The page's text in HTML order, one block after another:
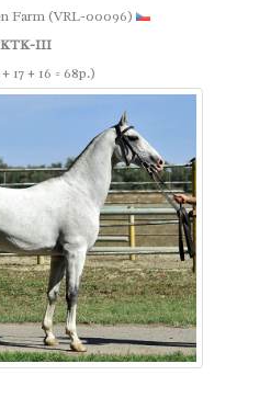
Farm (VRL-00096)
KTK-III
17 + 16 = 68p.)